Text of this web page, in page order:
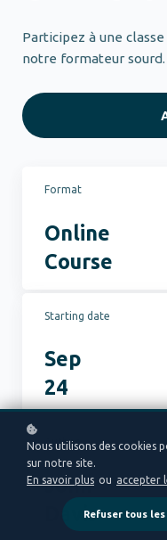
Participez à une
notre formateur sourd.
Format
Online
Course
Starting date
Sep
24
Author
John
Davis
Nous utilisons des cookies
sur notre site.
En savoir plus ou accepter
Refuser tous